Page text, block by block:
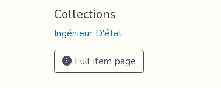
Collections
Ingénieur D'état
Full item page